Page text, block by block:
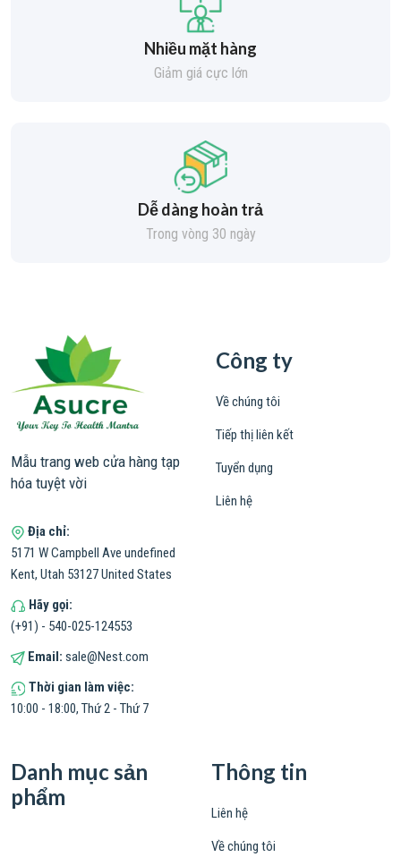
Nhiều mặt hàng
Giảm giá cực lớn
Dễ dàng hoàn trả
Trong vòng 30 ngày
Mẫu trang web cửa hàng tạp
hóa tuyệt vời
Địa chỉ:
5171 W Campbell Ave undefined
Kent, Utah 53127 United States
Hãy gọi:
(+91) - 540-025-124553
Email: sale@Nest.com
Thời gian làm việc:
10:00 - 18:00, Thứ 2 - Thứ 7
Công ty
Về chúng tôi
Tiếp thị liên kết
Tuyển dụng
Liên hệ
Danh mục sản
phẩm
Thông tin
Liên hệ
Về chúng tôi